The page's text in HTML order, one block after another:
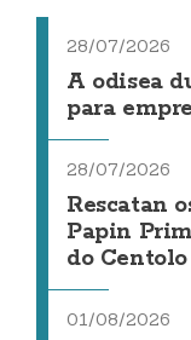
28/07/2026
A odisea
para
28/07/2026
Rescatan
Papin
do Centolo
01/08/2026